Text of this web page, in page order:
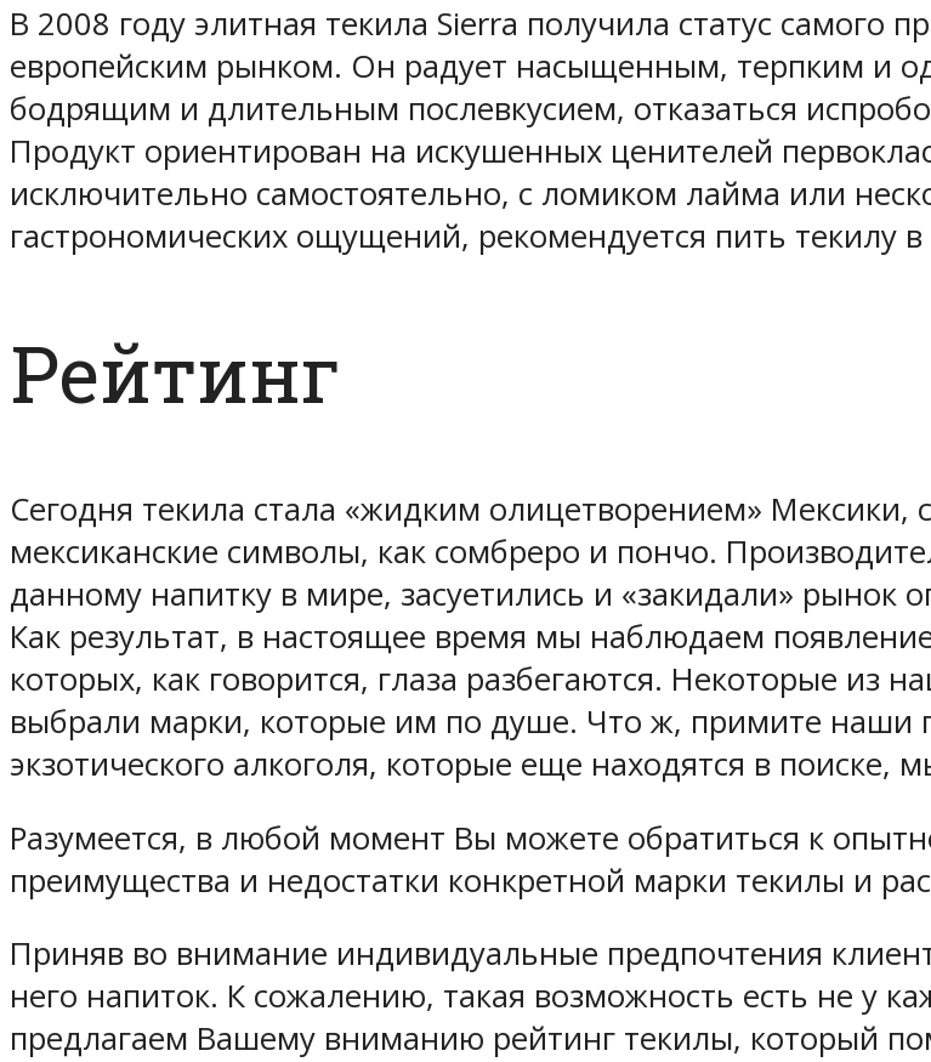
В 2008 году элитная текила Sierra получила статус самого
европейским рынком. Он радует насыщенным, терпким и
бодрящим и длительным послевкусием, отказаться
Продукт ориентирован на искушенных ценителей
исключительно самостоятельно, с ломиком лайма или
гастрономических ощущений, рекомендуется пить текилу
Рейтинг
Сегодня текила стала «жидким олицетворением» Мексики,
мексиканские символы, как сомбреро и пончо.
данному напитку в мире, засуетились и «закидали» рынок
Как результат, в настоящее время мы наблюдаем
которых, как говорится, глаза разбегаются. Некоторые из
выбрали марки, которые им по душе. Что ж, примите наши
экзотического алкоголя, которые еще находятся в
Разумеется, в любой момент Вы можете обратиться к
преимущества и недостатки конкретной марки текилы и
Приняв во внимание индивидуальные предпочтения
него напиток. К сожалению, такая возможность есть не у
предлагаем Вашему вниманию рейтинг текилы, который